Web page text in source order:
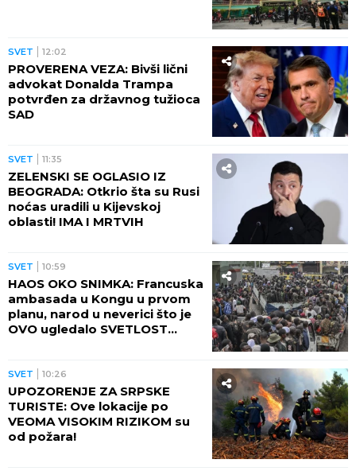
SVET 12:02
PROVERENA VEZA: Bivši lični
advokat Donalda Trampa
potvrđen za državnog tužioca
SAD
SVET 11:35
ZELENSKI SE OGLASIO IZ
BEOGRADA: Otkrio šta su Rusi
noćas uradili u Kijevskoj
oblasti! IMA I MRTVIH
SVET 10:59
HAOS OKO SNIMKA: Francuska
ambasada u Kongu u prvom
planu, narod u neverici što je
OVO ugledalo SVETLOST
SVET 10:26
UPOZORENJE ZA SRPSKE
TURISTE: Ove lokacije po
VEOMA VISOKIM RIZIKOM su
od požara!